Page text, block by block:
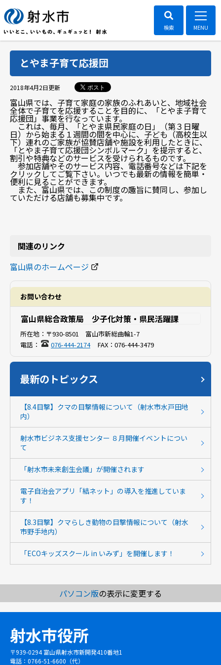
とやま子育て応援団
2018年4月2日更新 ポスト
富山県では、子育て家庭の家族のふれあいと、地域社会
全体で子育てを応援することを目的に、「とやま子育て
応援団」事業を行なっています。
これは、毎月、「とやま県民家庭の日」（第３日曜
日）から始まる１週間の間を中心に、子ども（高校生以
下）連れのご家族が協賛店舗や施設を利用したときに、
「とやま子育て応援団シンボルマーク」を提示すると、
割引や特典などのサービスを受けられるものです。
参加店舗やそのサービス内容、電話番号などは下記を
クリックしてご覧下さい。いつでも最新の情報を簡単・
便利に見ることができます。
また、富山県では、この制度の趣旨に賛同し、参加し
ていただける店舗も募集中です。
関連のリンク
富山県のホームページ
お問い合わせ
富山県総合政策局 少子化対策・県民活躍課
所在地： 〒930-8501 富山市新総曲輪1-7
電話：
076-444-2174FAX： 076-444-3479
最新のトピックス
【8.4目撃】クマの目撃情報について（射水市水戸田地
内）
射水市ビジネス支援センター ８月開催イベントについ
て
「射水市未来創生会議」が開催されます
電子自治会アプリ「結ネット」の導入を推進していま
す！
【8.3目撃】クマらしき動物の目撃情報について（射水
市野手地内）
「ECOキッズスクール in いみず」を開催します！
パソコン版の表示に変更する
射水市役所
〒939-0294 富山県射水市新開発410番地1
電話：0766-51-6600（代）